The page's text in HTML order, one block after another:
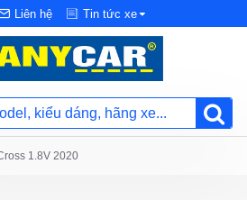
Liên hệ Tin tức xe
1.8V 2020